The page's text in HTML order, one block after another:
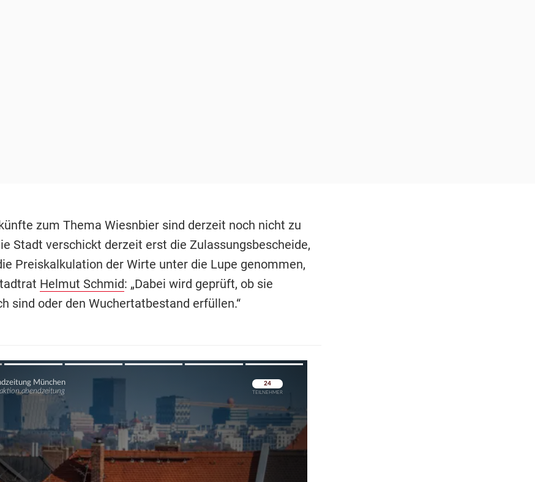
zum Thema Wiesnbier sind derzeit noch nicht zu
Stadt verschickt derzeit erst die Zulassungsbescheide,
Preiskalkulation der Wirte unter die Lupe genommen,
Helmut Schmid: „Dabei wird geprüft, ob sie
sind oder den Wuchertatbestand erfüllen.“
Überspringen